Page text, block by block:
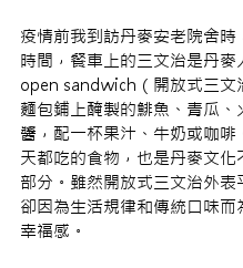
疫情前我到訪丹麥安老院舍時
時間，餐車上的三文治是丹麥
open sandwich（開放式三文
麵包鋪上醃製的鯡魚、青瓜、
醬，配一杯果汁、牛奶或咖啡
天都吃的食物，也是丹麥文化
部分。雖然開放式三文治外表
卻因為生活規律和傳統口味而
幸福感。